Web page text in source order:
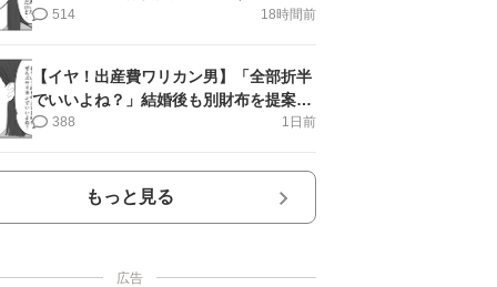
第11話＞#4コマ母道場
18時間前
514
【イヤ！出産費ワリカン男】「全部折半
でいいよね？」結婚後も別財布を提案＜
第10話＞#4コマ母道場
1日前
388
もっと見る
広告